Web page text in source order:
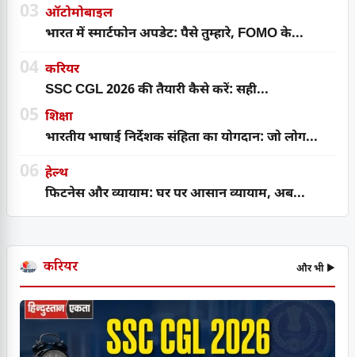
03 ऑटोमोबाइल
भारत में स्मार्टफोन अपडेट: पैसे तुम्हारे, FOMO के...
04 करियर
SSC CGL 2026 की तैयारी कैसे करें: सही...
05 शिक्षा
भारतीय भाषाई निर्देशक संहिता का योगदान: जो लोग...
06 हेल्थ
फिटनेस और व्यायाम: घर पर आसान व्यायाम, अब...
करियर और भी ▶